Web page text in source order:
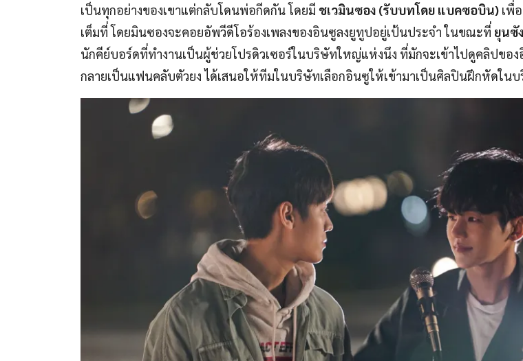
เป็นทุกอย่างของเขาแต่กลับโดนพ่อกีดกัน โดยมี ชเวมินซอง (รับบทโดย แบคซอบิน) เพื่
เต็มที่ โดยมินซองจะคอยอัพวีดีโอร้องเพลงของอินซูลงยูทูปอยู่เป้นประจำ ในขณะที่ ยุนซั
นักคีย์บอร์ดที่ทำงานเป็นผู้ช่วยโปรดิวเซอร์ในบริษัทใหญ่แห่งนึง ที่มักจะเข้าไปดูคลิปขอ
กลายเป็นแฟนคลับตัวยง ได้เสนอให้ทีมในบริษัทเลือกอินซูให้เข้ามาเป็นศิลปินฝึกหัดใน